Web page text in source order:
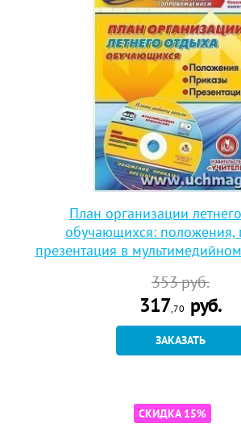
План организации
обучающихся: положения,
презентация в
353руб.
317,70 руб.
ЗАКАЗАТЬ
СКИДКА 15%